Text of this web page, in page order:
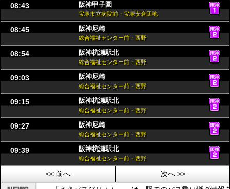
08:43 阪神甲子園
宝塚市立病院前・宝塚安倉団地
08:45 阪神尼崎
総合福祉センター前・西野
08:54 阪神杭瀬駅北
総合福祉センター前・西野
09:03 阪神尼崎
総合福祉センター前・西野
09:15 阪神杭瀬駅北
総合福祉センター前・西野
09:27 阪神尼崎
総合福祉センター前・西野
09:39 阪神杭瀬駅北
総合福祉センター前・西野
<< 前へ
次へ >>